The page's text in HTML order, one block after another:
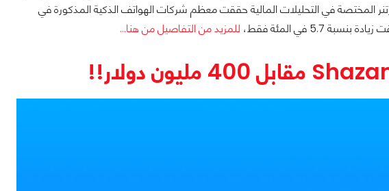
نفس الفترة من عام 2016، وفقا لشركة غارتنر المختصة في التحليلات المالية حققت معظم شركات الهواتف الذكية المذكورة في
للمزيد من التفاصيل من هنا...